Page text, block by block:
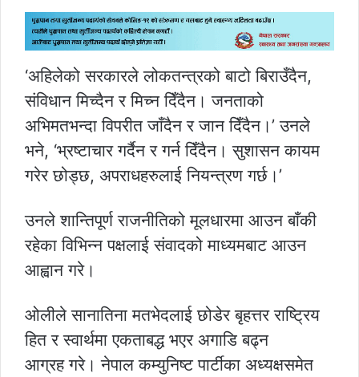
‘अहिलेको सरकारले लोकतन्त्रको बाटो बिराउँदैन,
संविधान मिच्दैन र मिच्न दिँदैन। जनताको
अभिमतभन्दा विपरीत जाँदैन र जान दिँदैन।’ उनले
भने, ‘भ्रष्टाचार गर्दैन र गर्न दिँदैन। सुशासन कायम
गरेर छोड्छ, अपराधहरुलाई नियन्त्रण गर्छ।’
उनले शान्तिपूर्ण राजनीतिको मूलधारमा आउन बाँकी
रहेका विभिन्न पक्षलाई संवादको माध्यमबाट आउन
आह्वान गरे।
ओलीले सानातिना मतभेदलाई छोडेर बृहत्तर राष्ट्रिय
हित र स्वार्थमा एकताबद्ध भएर अगाडि बढ्न
आग्रह गरे। नेपाल कम्युनिष्ट पार्टीका अध्यक्षसमेत